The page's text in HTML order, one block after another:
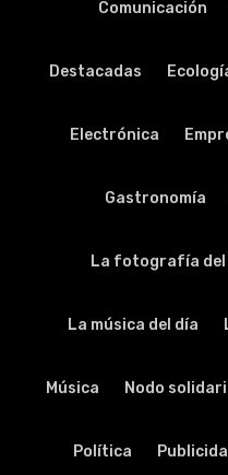
Comunicación
Destacadas
Electrónica
Gastronomía
La fotografía del
La música del día
Música Nodo
Política